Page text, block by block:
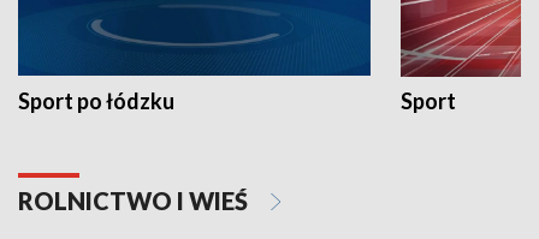
Sport po łódzku Sport
ROLNICTWO I WIEŚ